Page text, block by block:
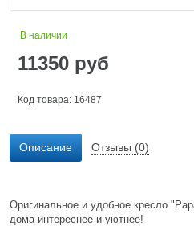
В наличии
11350 руб
Код товара: 16487
Описание Отзывы (0)
Оригинальное и удобное кресло
дома интереснее и уютнее!